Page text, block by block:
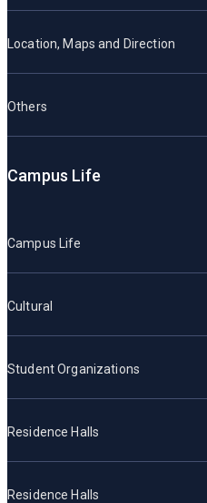
Location, Maps and Direction
Others
Campus Life
Campus Life
Cultural
Student Organizations
Residence Halls
Residence Halls